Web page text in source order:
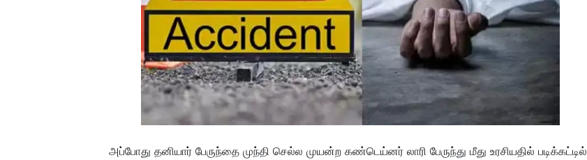
அப்போது தனியார் பேருந்தை முந்தி செல்ல முயன்ற கண்டெய்னர் லாரி பேருந்து மீது உரசியதில் படிக்கட்டில்